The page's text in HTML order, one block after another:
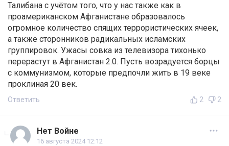
Талибана с учётом того, что у нас также как в
проамериканском Афганистане образовалось
огромное количество спящих террористических ячеек,
а также сторонников радикальных исламских
группировок. Ужасы совка из телевизора тихонько
перерастут в Афганистан 2.0. Пусть возрадуется борцы
с коммунизмом, которые предпочли жить в 19 веке
проклиная 20 век.
Ответить 2 2
Нет Войне
16 августа 2024 12:12